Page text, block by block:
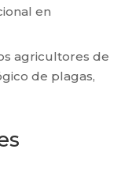
en
agricultores de
de plagas,